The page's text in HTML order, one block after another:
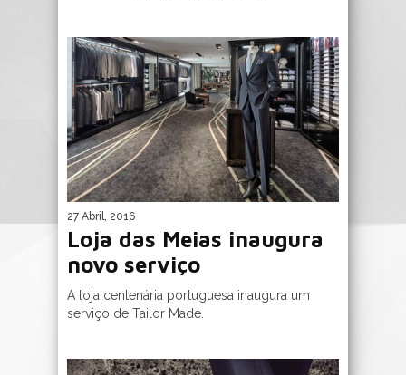
27 Abril, 2016
Loja das Meias inaugura
novo serviço
A loja centenária portuguesa inaugura um
serviço de Tailor Made.